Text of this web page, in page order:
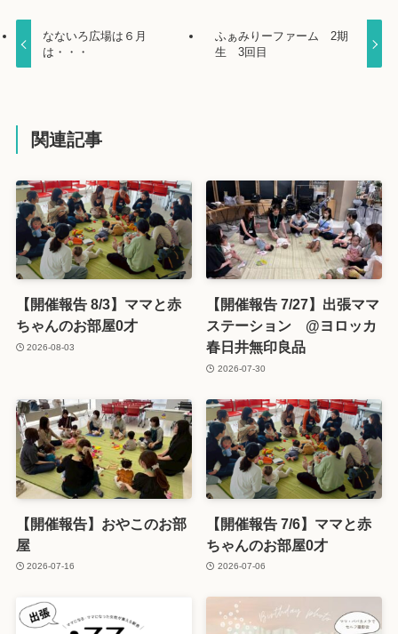
なないろ広場は６月
は・・・
ふぁみりーファーム 2期
生 3回目
関連記事
【開催報告 8/3】ママと赤
ちゃんのお部屋0才
2026-08-03
【開催報告 7/27】出張ママ
ステーション @ヨロッカ
春日井無印良品
2026-07-30
【開催報告】おやこのお部
屋
2026-07-16
【開催報告 7/6】ママと赤
ちゃんのお部屋0才
2026-07-06